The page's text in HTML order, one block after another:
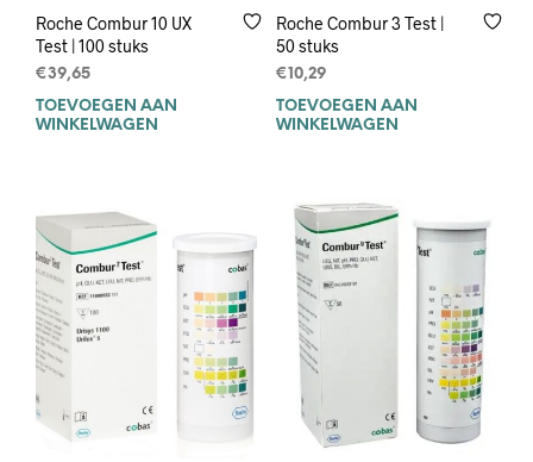
Roche Combur 10 UX
Test | 100 stuks
€39,65
TOEVOEGEN AAN
WINKELWAGEN
Roche Combur 3 Test |
50 stuks
€ 10,29
TOEVOEGEN AAN
WINKELWAGEN